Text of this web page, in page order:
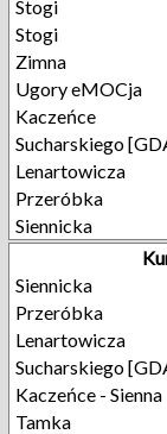
Stogi
Stogi
Zimna
Ugory eMOCja
Kaczeńce
Sucharskiego
Lenartowicza
Przeróbka
Siennicka
Siennicka
Przeróbka
Lenartowicza
Sucharskiego
Kaczeńce - Sienna
Tamka